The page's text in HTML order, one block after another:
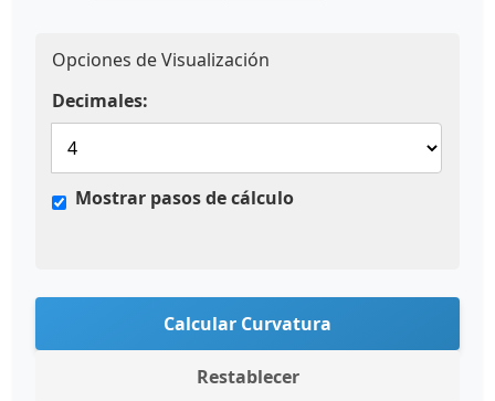
Opciones de Visualización
Decimales:
Mostrar pasos de cálculo
Calcular Curvatura
Restablecer